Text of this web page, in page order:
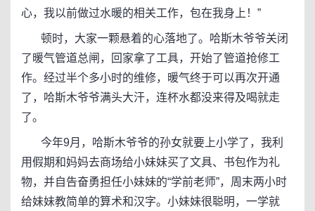
心，我以前做过水暖的相关工作，包在我身上！”
顿时，大家一颗悬着的心落地了。哈斯木爷爷关闭
了暖气管道总闸，回家拿了工具，开始了管道抢修工
作。经过半个多小时的维修，暖气终于可以再次开通
了，哈斯木爷爷满头大汗，连杯水都没来得及喝就走
了。
今年9月，哈斯木爷爷的孙女就要上小学了，我利
用假期和妈妈去商场给小妹妹买了文具、书包作为礼
物，并自告奋勇担任小妹妹的“学前老师”，周末两小时
给妹妹教简单的算术和汉字。小妹妹很聪明，一学就